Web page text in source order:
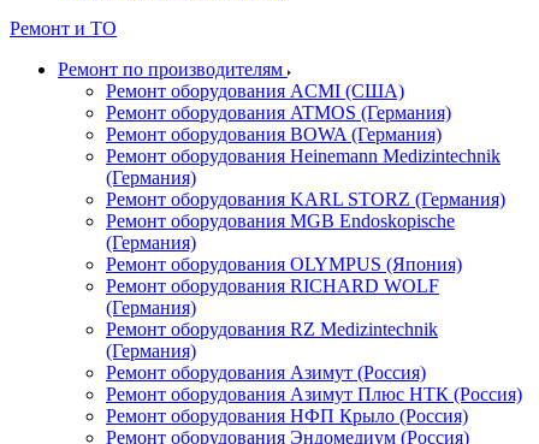
Ремонт и ТО
Ремонт по производителям
Ремонт оборудования ACMI (США)
Ремонт оборудования ATMOS (Германия)
Ремонт оборудования BOWA (Германия)
Ремонт оборудования Heinemann Medizintechnik
(Германия)
Ремонт оборудования KARL STORZ (Германия)
Ремонт оборудования MGB Endoskopische
(Германия)
Ремонт оборудования OLYMPUS (Япония)
Ремонт оборудования RICHARD WOLF
(Германия)
Ремонт оборудования RZ Medizintechnik
(Германия)
Ремонт оборудования Азимут (Россия)
Ремонт оборудования Азимут Плюс НТК (Россия)
Ремонт оборудования НФП Крыло (Россия)
Ремонт оборудования Эндомедиум (Россия)